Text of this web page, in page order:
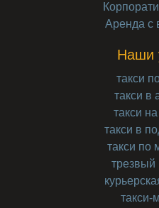
Аренда с
Наши
такси
такси в
такси
такси в
такси по
трезвый
такси-